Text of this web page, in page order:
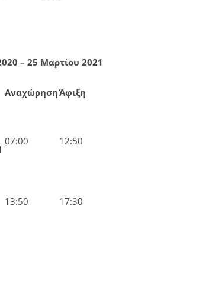
– 25 Μαρτίου 2021
ΑναχώρησηΆφιξη
07:00 12:50
13:50 17:30